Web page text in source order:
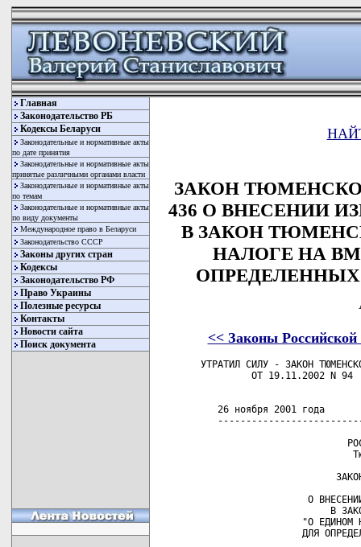
Главная
Законодательство РБ
Кодексы Беларуси
Законодательные и нормативные акты
по дате принятия
Законодательные и нормативные акты
принятые различными органами власти
Законодательные и нормативные акты
по темам
Законодательные и нормативные акты
по виду документы
Международное право в Беларуси
Законодательство СССР
Законы других стран
Кодексы
Законодательство РФ
Право Украины
Полезные ресурсы
Контакты
Новости сайта
Поиск документа
ЗАКОН
436 О ВНЕСЕНИИ
В ЗАКОН
НАЛОГЕ НА
<< Законы
УТРАТИЛ СИЛУ - ЗАКОН ТЮМЕНСКОЙ ОБЛАСТИ
         ОТ 19.11.2002 N 94
                
                
   26 ноября 2001 года                                          N 436
   ------------------------------------------------------------------
   
                          РОССИЙСКАЯ ФЕДЕРАЦИЯ
                           Тюменская область
   
                        ЗАКОН ТЮМЕНСКОЙ ОБЛАСТИ
   
                   О ВНЕСЕНИИ ИЗМЕНЕНИЙ И ДОПОЛНЕНИЙ
                       В ЗАКОН ТЮМЕНСКОЙ ОБЛАСТИ
                  "О ЕДИНОМ НАЛОГЕ НА ВМЕНЕННЫЙ ДОХОД
                  ДЛЯ ОПРЕДЕЛЕННЫХ ВИДОВ ДЕЯТЕЛЬНОСТИ"
   
               Принят областной Думой 16 ноября 2001 года
   
       Статья 1. Внести в Закон Тюменской области "О едином налоге на
   вмененный  доход  для  определенных  видов деятельности" следующие
   изменения и дополнения:
       1. В статье 2:
       1) абзацы шестой, седьмой исключить;
       2) дополнить абзацами следующего содержания:
       "стационарная торговая сеть - торговая сеть,  расположенная  в
   специально  оборудованных  и  предназначенных для ведения торговли
   зданиях и строениях;
       нестационарная торговая сеть - торговая сеть,  функционирующая
   на принципах разносной и развозной торговли  (палатки,  автолавки,
   фургоны, тележки, лотки, прилавки, корзины и т.п.);
       общая площадь - площадь всех  помещений  магазина,  павильона,
   киоска,  других мест торговли,  имеющих стационарные площади, либо
   площадь занимаемого земельного участка;
       одно торговое  место  - место,  выделенное одному продавцу для
   торговли с помощью средств разносной и развозной торговли, а также
   с рук;
       места торговли,  имеющие  стационарные  площади  -   магазины,
   павильоны,   киоски,   а   также   объекты   розничной   торговли,
   расположенные   в   стационарной   торговой   сети,    выставочных
   комплексах,  других  крытых  помещениях  (за  исключением тележек,
   лотков, прилавков, корзин и т.п.).".
       2. В статье 3:
       1) подпункт "а" пункта 1 изложить в следующей редакции:
       "а) розничная       торговля       непродовольственными      и
   продовольственными  товарами   на   рынках,   рыночных   площадях,
   выставочных   комплексах,   других  местах,  осуществляемая  через
   нестационарную торговую сеть;";
       2) пункт   1   дополнить   новым   подпунктом  "б"  следующего
   содержания:
       "б) розничная       торговля       непродовольственными      и
   продовольственными  товарами,  осуществляемая  через  магазины   с
   численностью работающих до 30 человек,  павильоны, киоски и другие
   места торговли, имеющие стационарные площади;";
       3) подпункты "б", "в" и "г" считать соответственно подпунктами
   "в", "г" и "д".
       3. В статье 5:
       1) в абзаце втором пункта  5  слова  "подпунктом  "б"  пункта"
   заменить словами "подпунктом "в" пункта";
       2) абзац два пункта 6 изложить в редакции:
       "Действие настоящего   пункта  не  распространяется  на  сферы
   деятельности,  в которых регулирование ценообразования  на  товары
   (работы,  услуги)  осуществляется  органами государственной власти
   или органами местного самоуправления.".
       4. В статье 6:
       1) в абзаце третьем пункта 3  слова  "подпунктом  "а"  пункта"
   заменить словами "подпунктами "а", "б" пункта";
       2) в пункте 6 слова "первый налоговый период" заменить словами
   "налоговый период".
       5. В абзаце втором пункта 1 статьи 8 слово  "ларьки"  заменить
   словом "павильоны".
       6. Изложить  абзац  первый  пункта  1  статьи  9  в  следующей
   редакции:
       "1. Не позднее одного месяца со дня  опубликования  настоящего
   Закона  или  вступления в силу закона о внесении изменений и (или)
   дополнений в настоящий Закон  в  части  введения  новых  категорий
   плательщиков   единого   налога   либо  расширения  перечня  видов
   деятельности,  подлежащих   налогообложению   в   соответствии   с
   настоящим  Законом,  все  налогоплательщики,  попадающие  под  его
   действие,  обязаны  представить  в  налоговый   орган   по   месту
   постановки   на   налоговый  учет  расчет  суммы  единого  налога,
   подлежащей уплате в очередном налоговом периоде, произведенный ими
   в соответствии с настоящим Законом. В дальнейшем налогоплательщики
   обязаны представлять в налоговый орган расчет на единый  налог  не
   позднее 10 дней до начала очередного налогового периода.".
       7. В статье 12:
       1) пункт 2 исключить;
       2) пункт 3 считать пунктом 2.
       8. В приложении N 1 по тексту слова "D1 - D6" заменить словами
   "D1 - D8".
       9. Приложение  N  2  "Базовая  доходность  видов деятельности,
   подлежащих налогообложению  в  соответствии  с  Законом  Тюменской
   области "О едином налоге на вмененный доход для определенных видов
   деятельности" (С)" изложить в следующей редакции:
                                                      "Приложение N 2
                                           к Закону Тюменской области
                                  "О едином налоге на вмененный доход
                                 для определенных видов деятельности"
   
                           БАЗОВАЯ ДОХОДНОСТЬ
             ВИДОВ ДЕЯТЕЛЬНОСТИ, ПОДЛЕЖАЩИХ НАЛОГООБЛОЖЕНИЮ
               В СООТВЕТСТВИИ С ЗАКОНОМ ТЮМЕНСКОЙ ОБЛАСТИ
                  "О ЕДИНОМ НАЛОГЕ НА ВМЕНЕННЫЙ ДОХОД
                ДЛЯ ОПРЕДЕЛЕННЫХ ВИДОВ ДЕЯТЕЛЬНОСТИ" (С)
   
   ----------------------------------------T------------T------------
   |Виды деятельности                      |Физические  |Базовая    |
   |                                       |показатели  |доходность |
   |                                       |            |единицы    |
   |                                       |            |физического|
   |                                       |            |показателя |
   |                                       |            |в месяц    |
   |                                       |            |(руб.)     |
   +---------------------------------------+------------+-----------+
   |а) розничная торговля                  |1 торговое  |    3000   |
   |непродовольственными и                 |место       |           |
   |продовольственными товарами на рынках, |            |           |
   |рыночных площадях, выставочных         |            |           |
   |комплексах, других местах,             |            |           |
   |осуществляемая через нестационарную    |            |           |
   |торговую сеть                          |            |           |
   +---------------------------------------+------------+-----------+
   |б) розничная торговля                  |1 квадратный|     360   |
   |непродовольственными и                 |метр общей  |           |
   |продовольственными товарами,           |площади     |           |
   |осуществляемая через магазины с        |            |           |
   |численностью работающих до 30 человек, |            |           |
   |павильоны, киоски и другие места       |            |           |
   |торговли, имеющие стационарные площади |            |           |
   +---------------------------------------+------------+-----------+
   |в) оказание автотранспортных услуг по  |1 место для |     315   |
   |перевозке пассажиров предпринимателями